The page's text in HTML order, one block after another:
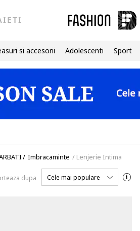
si accesorii Adolescenti Sport
/ Imbracaminte / Lenjerie Intima
dupa Cele mai populare